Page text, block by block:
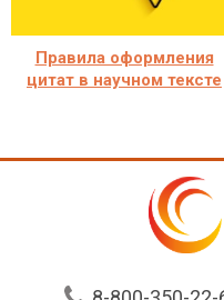
Правила оформления
цитат в научном тексте